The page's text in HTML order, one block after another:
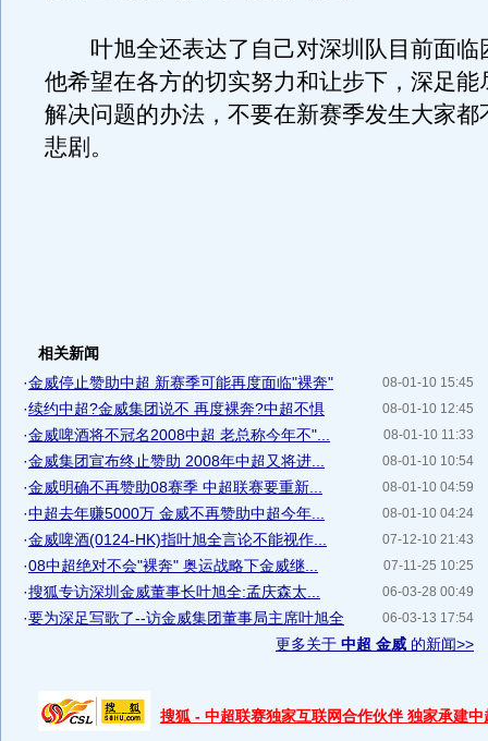
叶旭全还表达了自己对深圳队目前面临
他希望在各方的切实努力和让步下，深足能
解决问题的办法，不要在新赛季发生大家都
悲剧。
相关新闻
08-01-10 15:45
·金威停止赞助中超 新赛季可能再度面临"裸奔"
08-01-10 12:45
·续约中超?金威集团说不 再度裸奔?中超不惧
08-01-10 11:33
·金威啤酒将不冠名2008中超 老总称今年不"...
08-01-10 10:54
·金威集团宣布终止赞助 2008年中超又将进...
08-01-10 04:59
·金威明确不再赞助08赛季 中超联赛要重新...
08-01-10 04:24
·中超去年赚5000万 金威不再赞助中超今年...
07-12-10 21:43
·金威啤酒(0124-HK)指叶旭全言论不能视作...
07-11-25 10:25
·08中超绝对不会"裸奔" 奥运战略下金威继...
06-03-28 00:49
·搜狐专访深圳金威董事长叶旭全:孟庆森太...
06-03-13 17:54
·要为深足写歌了--访金威集团董事局主席叶旭全
更多关于 中超 金威 的新闻>>
搜狐 - 中超联赛独家互联网合作伙伴 独家承建中